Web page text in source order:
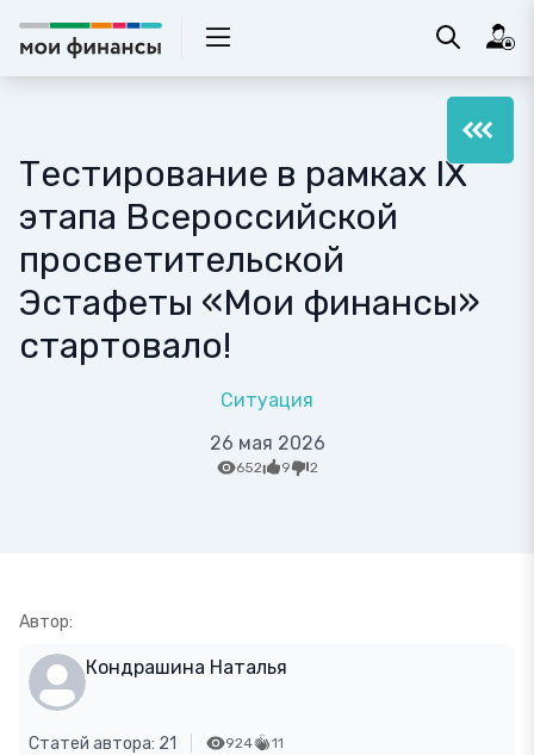
Тестирование в рамках IX
этапа Всероссийской
просветительской
Эстафеты «Мои финансы»
стартовало!
Ситуация
26 мая 2026
652 9 2
Автор:
Кондрашина Наталья
Статей автора: 21 924 11